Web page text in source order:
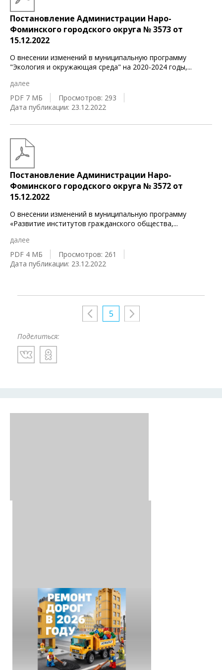
Постановление Администрации Наро-
Фоминского городского округа № 3573 от
15.12.2022
О внесении изменений в муниципальную программу
"Экология и окружающая среда" на 2020-2024 годы,...
далее
PDF 7 МБ
Просмотров: 293
Дата публикации: 23.12.2022
Постановление Администрации Наро-
Фоминского городского округа № 3572 от
15.12.2022
О внесении изменений в муниципальную программу
«Развитие институтов гражданского общества,...
далее
PDF 4 МБ
Просмотров: 261
Дата публикации: 23.12.2022
5
Поделиться: